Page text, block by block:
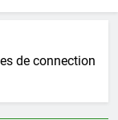
de connection